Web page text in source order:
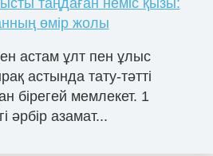
таңдаған неміс қызы:
өмір жолы
астам ұлт пен ұлыс
астында тату-тәтті
бірегей мемлекет. 1
әрбір азамат...